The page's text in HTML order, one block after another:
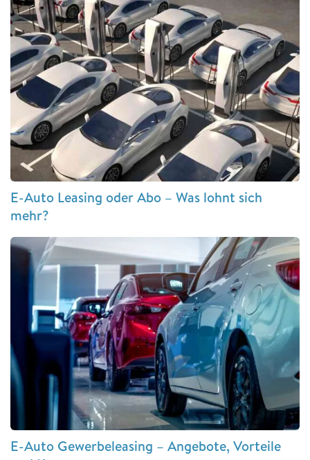
E-Auto Leasing oder Abo – Was lohnt sich
mehr?
E-Auto Gewerbeleasing – Angebote, Vorteile